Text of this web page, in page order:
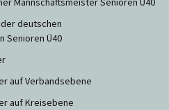
der deutschen
Senioren Ü40
auf Verbandsebene
auf Kreisebene